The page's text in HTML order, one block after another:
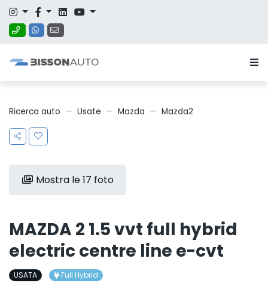
Ricerca auto Usate Mazda Mazda2
Mostra le 17 foto
MAZDA 2 1.5 vvt full hybrid
electric centre line e-cvt
USATA Full Hybrid